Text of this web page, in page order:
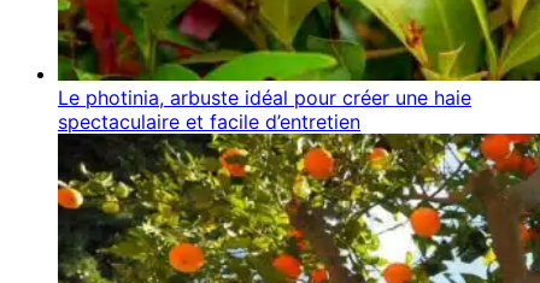
Le photinia, arbuste idéal pour créer une haie
spectaculaire et facile d’entretien